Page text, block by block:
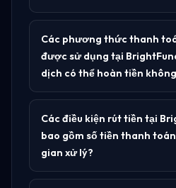
Các phương thức thanh
được sử dụng tại
dịch có thể hoàn tiền
Các điều kiện rút tiền tại
bao gồm số tiền thanh
gian xử lý?